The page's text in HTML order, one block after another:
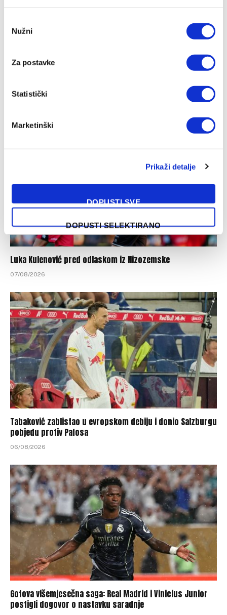
Selection
Nužni
Za postavke
Statistički
Marketinški
Prikaži detalje
DOPUSTI SVE
DOPUSTI SELEKTIRANO
Barcelona preotima kapitena Španije ljutom rivalu
Luka Kulenović pred odlaskom iz Nizozemske
07/08/2026
Tabaković zablistao u evropskom debiju i donio Salzburgu
pobjedu protiv Pafosa
06/08/2026
Gotova višemjesečna saga: Real Madrid i Vinicius Junior
postigli dogovor o nastavku saradnje